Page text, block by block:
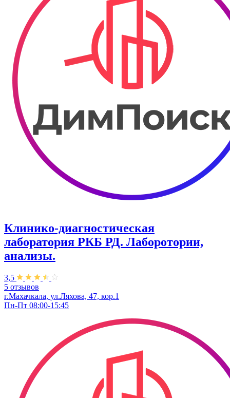
Клинико-диагностическая
лаборатория РКБ РД. Лаборотории,
анализы.
3,5
5 отзывов
г.Махачкала, ул.Ляхова, 47, кор.1
Пн-Пт 08:00-15:45